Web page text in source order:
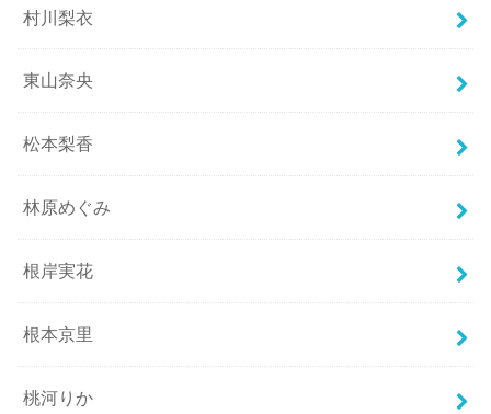
村川梨衣
東山奈央
松本梨香
林原めぐみ
根岸実花
根本京里
桃河りか